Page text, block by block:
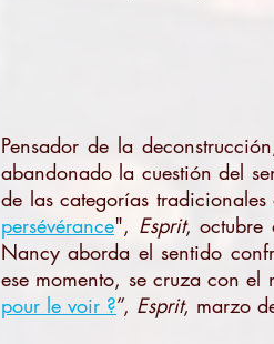
Pensador de la
abandonado la cuestión del
de las categorías
persévérance", Esprit, octubre
Nancy aborda el sentido
ese momento, se cruza con
pour le voir ?”, Esprit, marzo